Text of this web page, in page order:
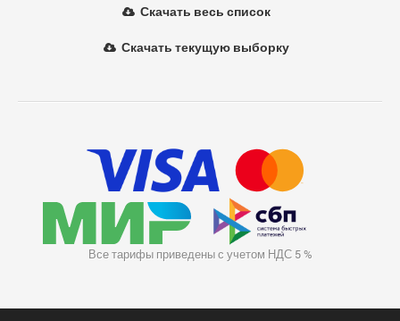
Скачать весь список
Скачать текущую выборку
Все тарифы приведены с учетом НДС 5 %